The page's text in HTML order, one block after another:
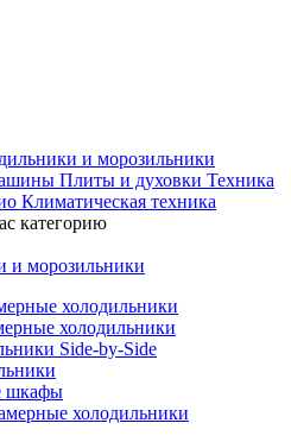
и морозильники
Плиты и духовки Техника
Климатическая техника
категорию
и морозильники
холодильники
холодильники
Side-by-Side
шкафы
холодильники